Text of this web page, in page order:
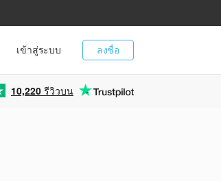
ลงชื่อ
เข้าสู่ระบบ
10,220 รีวิวบน